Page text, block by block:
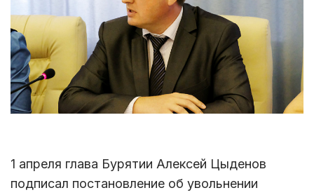
1 апреля глава Бурятии Алексей Цыденов
подписал постановление об увольнении